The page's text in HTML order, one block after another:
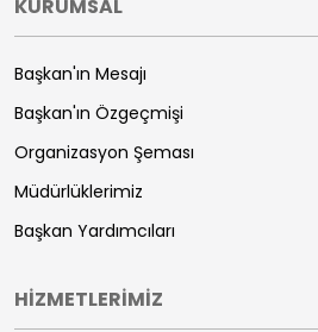
KURUMSAL
Başkan'ın Mesajı
Başkan'ın Özgeçmişi
Organizasyon Şeması
Müdürlüklerimiz
Başkan Yardımcıları
HİZMETLERİMİZ